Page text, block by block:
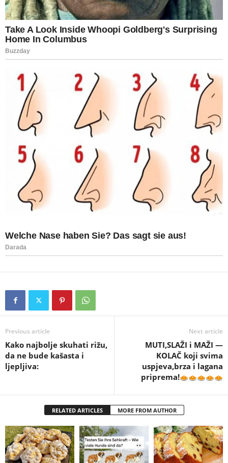
Previous article
Kako najbolje skuhati rižu,
da ne bude kašasta i
ljepljiva:
Next article
MUTI,SLAŽI i MAŽI —
KOLAČ koji svima
uspjeva,brza i lagana
priprema!
RELATED ARTICLES MORE FROM AUTHOR